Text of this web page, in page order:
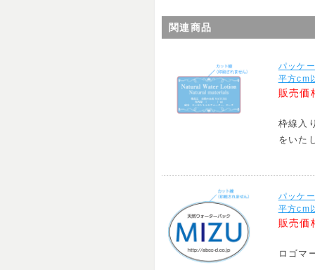
関連商品
パッケ
平方cm
販売価
枠線入
をいた
パッケ
平方cm
販売価
ロゴマ